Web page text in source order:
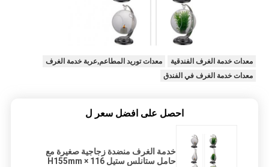
معدات خدمة الغرف الفندقية
معدات توريد المطاعم,عربة خدمة الغرف
معدات خدمة الغرف في الفندق
احصل على افضل سعر ل
خدمة الغرف منضدة زجاجية صغيرة مع
حامل ستانلس ستيل 116 × H155mm